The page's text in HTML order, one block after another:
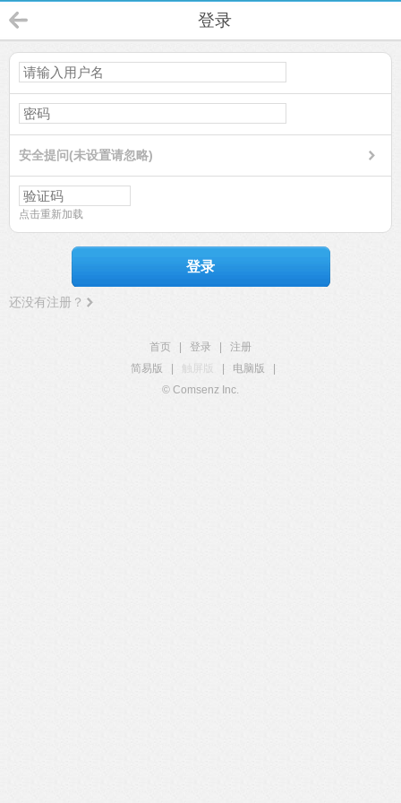
登录
安全提问(未设置请忽略)
点击重新加载
登录
还没有注册？
首页 登录
注册
简易版
触屏版 电脑版
© Comsenz Inc.